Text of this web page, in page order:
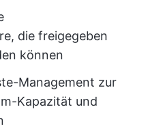
die freigegeben
können
Management zur
Kapazität und